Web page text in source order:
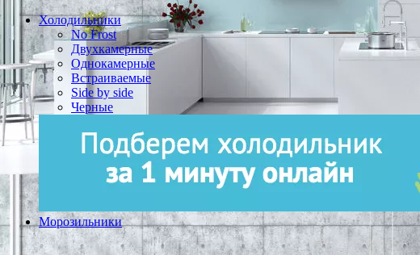
Холодильники
No Frost
Двухкамерные
Однокамерные
Встраиваемые
Side by side
Черные
Морозильники